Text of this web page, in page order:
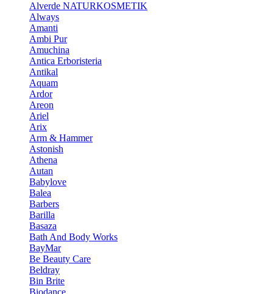
Alverde NATURKOSMETIK
Always
Amanti
Ambi Pur
Amuchina
Antica Erboristeria
Antikal
Aquam
Ardor
Areon
Ariel
Arix
Arm & Hammer
Astonish
Athena
Autan
Babylove
Balea
Barbers
Barilla
Basaza
Bath And Body Works
BayMar
Be Beauty Care
Beldray
Bin Brite
Biodance